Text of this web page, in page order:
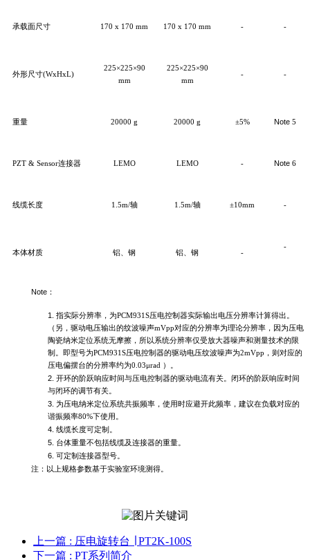
承载面 尺寸 170 x 170 mm 170 x 170 mm - -
外形尺寸(WxHxL)
225×225×90
mm
225×225×90
mm
- -
重量 20000 g 20000 g ±5% Note 5
PZT & Sensor连接器 LEMO LEMO - Note 6
线缆长度 1.5m/轴 1.5m/轴 ±10mm -
本体材质 铝 钢 铝 钢 -
-
Note ：
1. 指实际分辨率，为PCM931S压电控制器实际输出电压分辨率计算得出。
（另，驱动电压输出的纹波噪声mVpp对应的分辨率为理论分辨率， 因为压电
陶瓷纳米定位系统无摩擦，所以系统分辨率仅受放大器噪声和测量技术的限
制。 即型号为PCM931S压电控制器的驱动电压纹波噪声为2mVpp，则对应的
压电偏摆台的分辨率约为0.03μrad ）。
2. 开环的阶跃响应时间与压电控制器的驱动电流有关。闭环的阶跃响应时间
与闭环的调节有关。
3. 为压电纳米定位系统共振频率，使用时应避开此频率，建议在负载对应的
谐振频率80%下使用。
4. 线缆长度可定制。
5. 台体重量不包括线缆及连接器的重量。
6. 可定制连接器型号。
注：以上规格参数基于实验室环境测得。
上一篇 : 压电旋转台 ∣ PT2K-100S
下一篇 : PT系列简介